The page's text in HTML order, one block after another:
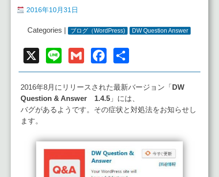
2016年10月31日
Categories | ブログ（WordPress) DW Question Answer
X Line GmailFacebook
有
2016年8月にリリースされた最新バージョン「 DW
Question & Answer 1.4.5 」には、
バグがあるようです。その症状と対処法をお知らせし
ます。